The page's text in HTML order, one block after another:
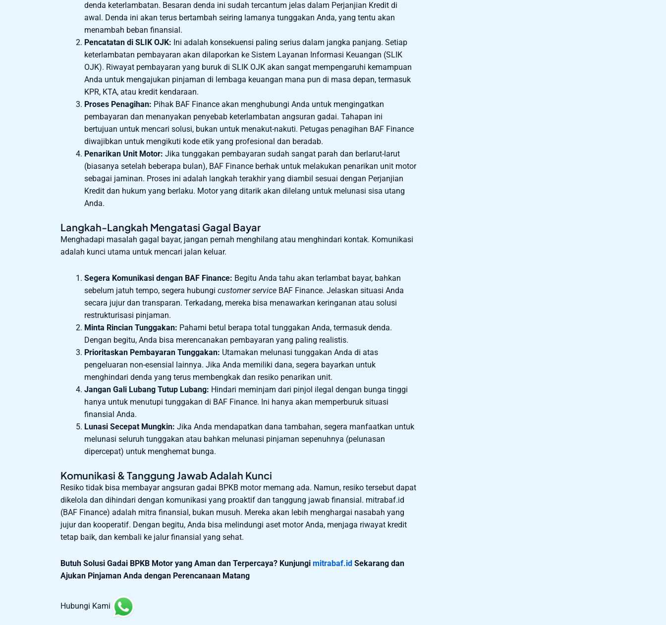
denda keterlambatan. Besaran denda ini sudah tercantum jelas dalam Perjanjian Kredit di
awal. Denda ini akan terus bertambah seiring lamanya tunggakan Anda, yang tentu akan
menambah beban finansial.
Pencatatan di SLIK OJK: Ini adalah konsekuensi paling serius dalam jangka panjang. Setiap
keterlambatan pembayaran akan dilaporkan ke Sistem Layanan Informasi Keuangan (SLIK
OJK). Riwayat pembayaran yang buruk di SLIK OJK akan sangat mempengaruhi kemampuan
Anda untuk mengajukan pinjaman di lembaga keuangan mana pun di masa depan, termasuk
KPR, KTA, atau kredit kendaraan.
Proses Penagihan: Pihak BAF Finance akan menghubungi Anda untuk mengingatkan
pembayaran dan menanyakan penyebab keterlambatan angsuran gadai. Tahapan ini
bertujuan untuk mencari solusi, bukan untuk menakut-nakuti. Petugas penagihan BAF Finance
diwajibkan untuk mengikuti kode etik yang profesional dan beradab.
Penarikan Unit Motor: Jika tunggakan pembayaran sudah sangat parah dan berlarut-larut
(biasanya setelah beberapa bulan), BAF Finance berhak untuk melakukan penarikan unit motor
sebagai jaminan. Proses ini adalah langkah terakhir yang diambil sesuai dengan Perjanjian
Kredit dan hukum yang berlaku. Motor yang ditarik akan dilelang untuk melunasi sisa utang
Anda.
Langkah-Langkah Mengatasi Gagal Bayar
Menghadapi masalah gagal bayar, jangan pernah menghilang atau menghindari kontak. Komunikasi
adalah kunci utama untuk mencari jalan keluar.
Segera Komunikasi dengan BAF Finance: Begitu Anda tahu akan terlambat bayar, bahkan
sebelum jatuh tempo, segera hubungi customer service BAF Finance. Jelaskan situasi Anda
secara jujur dan transparan. Terkadang, mereka bisa menawarkan keringanan atau solusi
restrukturisasi pinjaman.
Minta Rincian Tunggakan: Pahami betul berapa total tunggakan Anda, termasuk denda.
Dengan begitu, Anda bisa merencanakan pembayaran yang paling realistis.
Prioritaskan Pembayaran Tunggakan: Utamakan melunasi tunggakan Anda di atas
pengeluaran non-esensial lainnya. Jika Anda memiliki dana, segera bayarkan untuk
menghindari denda yang terus membengkak dan resiko penarikan unit.
Jangan Gali Lubang Tutup Lubang: Hindari meminjam dari pinjol ilegal dengan bunga tinggi
hanya untuk menutupi tunggakan di BAF Finance. Ini hanya akan memperburuk situasi
finansial Anda.
Lunasi Secepat Mungkin: Jika Anda mendapatkan dana tambahan, segera manfaatkan untuk
melunasi seluruh tunggakan atau bahkan melunasi pinjaman sepenuhnya (pelunasan
dipercepat) untuk menghemat bunga.
Komunikasi & Tanggung Jawab Adalah Kunci
Resiko tidak bisa membayar angsuran gadai BPKB motor memang ada. Namun, resiko tersebut dapat
dikelola dan dihindari dengan komunikasi yang proaktif dan tanggung jawab finansial. mitrabaf.id
(BAF Finance) adalah mitra finansial, bukan musuh. Mereka akan lebih menghargai nasabah yang
jujur dan kooperatif. Dengan begitu, Anda bisa melindungi aset motor Anda, menjaga riwayat kredit
tetap baik, dan kembali ke jalur finansial yang sehat.
Butuh Solusi Gadai BPKB Motor yang Aman dan Terpercaya? Kunjungi mitrabaf.id Sekarang dan
Ajukan Pinjaman Anda dengan Perencanaan Matang
Hubungi Kami